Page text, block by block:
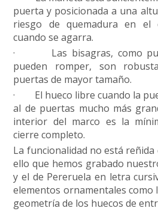
puerta y posicionada a una
riesgo de quemadura en el
cuando se agarra.
·
Las bisagras, como
pueden romper, son
puertas de mayor tamaño.
·
El hueco libre cuando la
al de puertas mucho más
interior del marco es la
cierre completo.
La funcionalidad no está
ello que hemos grabado
y el de Pereruela en letra
elementos ornamentales como
geometría de los huecos de